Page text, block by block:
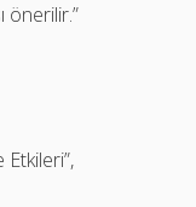
önerilir.”
Etkileri”,